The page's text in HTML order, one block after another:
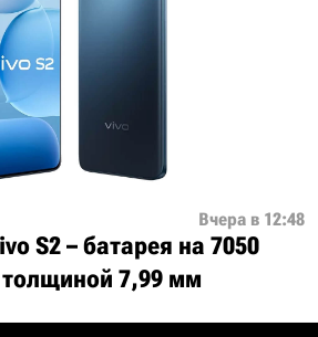
Вчера в 12:48
S2 – батарея на 7050
толщиной 7,99 мм